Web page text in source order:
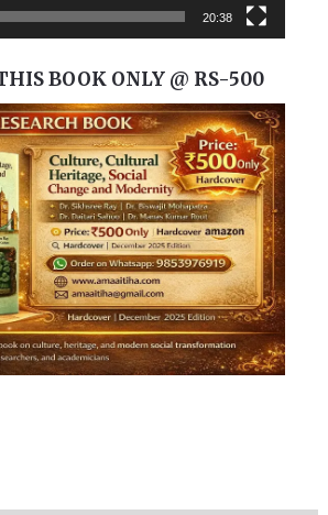
20:38
BOOK ONLY @ RS-500